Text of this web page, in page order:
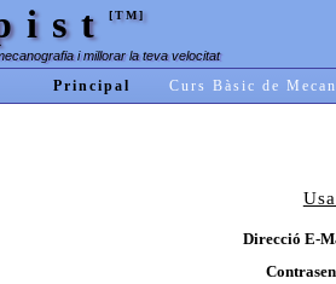
[TM]
i millorar la teva velocitat
Principal Curs Bàsic de
Direcció E-